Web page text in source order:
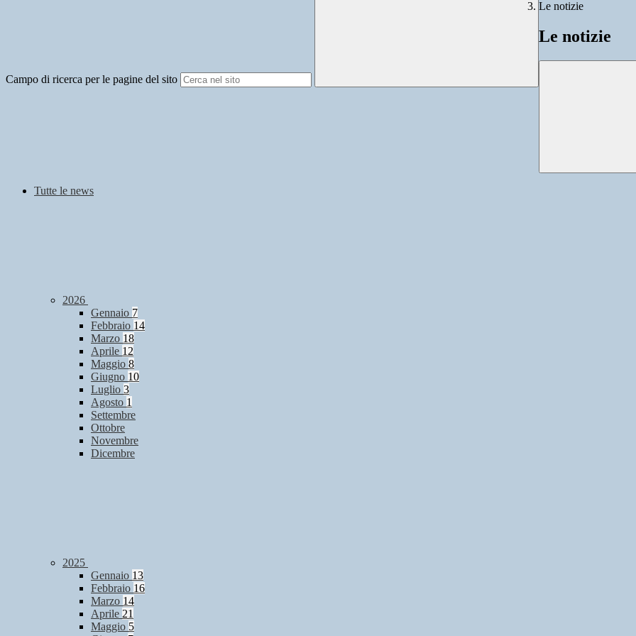
Campo di ricerca per le pagine del sito
Le notizie
Le notizie
Tutte le news
2026
Gennaio 7
Febbraio 14
Marzo 18
Aprile 12
Maggio 8
Giugno 10
Luglio 3
Agosto 1
Settembre
Ottobre
Novembre
Dicembre
2025
Gennaio 13
Febbraio 16
Marzo 14
Aprile 21
Maggio 5